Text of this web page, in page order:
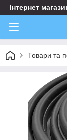
Інтернет
Товари та